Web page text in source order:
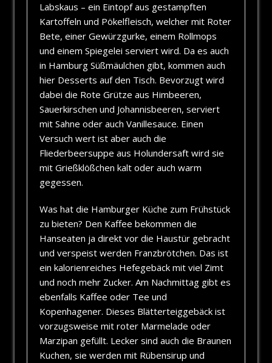
Labskaus – ein Eintopf aus gestampften
Kartoffeln und Pökelfleisch, welcher mit Roter
Bete, einer Gewürzgurke, einem Rollmops
und einem Spiegelei serviert wird. Da es auch
in Hamburg Süßmäulchen gibt, kommen auch
hier Desserts auf den Tisch. Bevorzugt wird
dabei die Rote Grütze aus Himbeeren,
Sauerkirschen und Johannisbeeren, serviert
mit Sahne oder auch Vanillesauce. Einen
Versuch wert ist aber auch die
Fliederbeersuppe aus Holundersaft wird sie
mit Grießklößchen kalt oder auch warm
gegessen.
Was hat die Hamburger Küche zum Frühstück
zu bieten? Den Kaffee bekommen die
Hanseaten ja direkt vor die Haustür gebracht
und verspeist werden Franzbrötchen. Das ist
ein kalorienreiches Hefegebäck mit viel Zimt
und noch mehr Zucker. Am Nachmittag gibt es
ebenfalls Kaffee oder Tee und
Kopenhagener. Dieses Blätterteiggebäck ist
vorzugsweise mit roter Marmelade oder
Marzipan gefüllt. Lecker sind auch die Braunen
Kuchen, sie werden mit Rübensirup und